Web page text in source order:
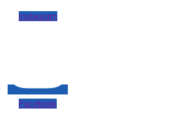
Instagram
Facebook